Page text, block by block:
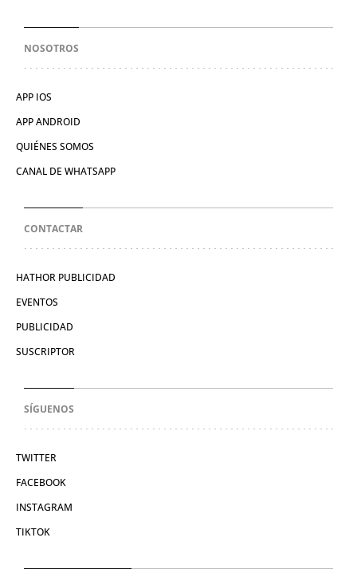
NOSOTROS
APP IOS
APP ANDROID
QUIÉNES SOMOS
CANAL DE WHATSAPP
CONTACTAR
HATHOR PUBLICIDAD
EVENTOS
PUBLICIDAD
SUSCRIPTOR
SÍGUENOS
TWITTER
FACEBOOK
INSTAGRAM
TIKTOK